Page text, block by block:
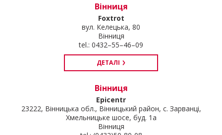
Вінниця
Foxtrot
вул. Келецька, 80
Вінниця
tel.: 0432–55–46–09
ДЕТАЛІ
Вінниця
Epicentr
23222, Вінницька обл., Вінницький район, с. Зарванці,
Хмельницьке шосе, буд. 1а
Вінниця